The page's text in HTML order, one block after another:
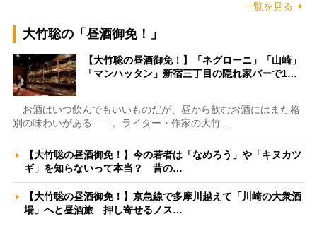
一覧を見る
大竹聡の「昼酒御免！」
【大竹聡の昼酒御免！】「ネグローニ」「山崎」
「マンハッタン」新宿三丁目の隠れ家バーで1…
お酒はいつ飲んでもいいものだが、昼から飲むお酒にはまた格
別の味わいがある――。ライター・作家の大竹…
【大竹聡の昼酒御免！】今の若者は「なめろう」や「キヌカツ
ギ」を知らないって本当？ 昔の…
【大竹聡の昼酒御免！】京急線で多摩川越えて「川崎の大衆酒
場」へと昼酒旅 押し寄せるノス…